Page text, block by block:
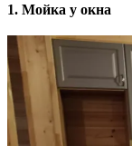
1. Мойка у окна